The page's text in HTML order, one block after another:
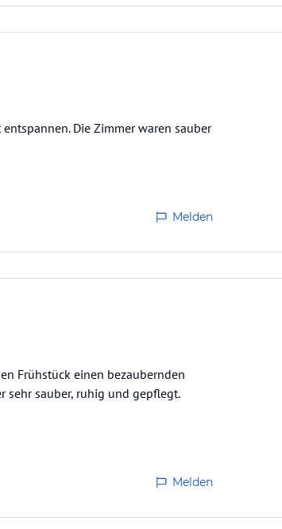
Die Zimmer waren sauber
Melden
Frühstück einen bezaubernden
sehr sauber, ruhig und gepflegt.
Melden